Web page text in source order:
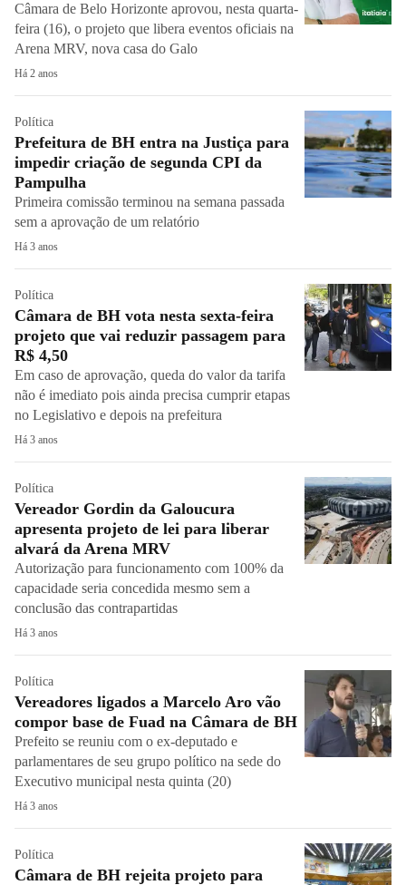
Câmara de Belo Horizonte aprovou, nesta quarta-
feira (16), o projeto que libera eventos oficiais na
Arena MRV, nova casa do Galo
Há 2 anos
Política
Prefeitura de BH entra na Justiça para
impedir criação de segunda CPI da
Pampulha
Primeira comissão terminou na semana passada
sem a aprovação de um relatório
Há 3 anos
Política
Câmara de BH vota nesta sexta-feira
projeto que vai reduzir passagem para
R$ 4,50
Em caso de aprovação, queda do valor da tarifa
não é imediato pois ainda precisa cumprir etapas
no Legislativo e depois na prefeitura
Há 3 anos
Política
Vereador Gordin da Galoucura
apresenta projeto de lei para liberar
alvará da Arena MRV
Autorização para funcionamento com 100% da
capacidade seria concedida mesmo sem a
conclusão das contrapartidas
Há 3 anos
Política
Vereadores ligados a Marcelo Aro vão
compor base de Fuad na Câmara de BH
Prefeito se reuniu com o ex-deputado e
parlamentares de seu grupo político na sede do
Executivo municipal nesta quinta (20)
Há 3 anos
Política
Câmara de BH rejeita projeto para